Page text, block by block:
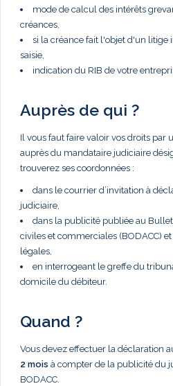
mode de calcul des intérêts
créances,
si la créance fait l'objet d'un litige
saisie,
indication du RIB de votre
Auprès de qui ?
Il vous faut faire valoir vos droits par
auprès du mandataire judiciaire
trouverez ses coordonnées :
dans le courrier d’invitation à
judiciaire,
dans la publicité publiée au
civiles et commerciales (BODACC)
légales,
en interrogeant le greffe du
domicile du débiteur.
Quand ?
Vous devez effectuer la déclaration
2 mois à compter de la publicité du
BODACC.